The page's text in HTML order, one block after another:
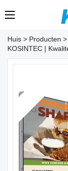
Huis > Producten >
KOSINTEC |